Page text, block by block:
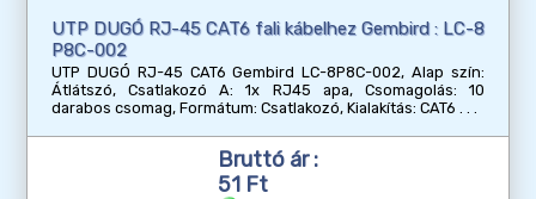
UTP DUGÓ RJ-45 CAT6 fali kábelhez Gembird : LC-8
P8C-002
UTP DUGÓ RJ-45 CAT6 Gembird LC-8P8C-002, Alap szín:
Átlátszó, Csatlakozó A: 1x RJ45 apa, Csomagolás: 10
darabos csomag, Formátum: Csatlakozó, Kialakítás: CAT6
Bruttó ár :
51 Ft